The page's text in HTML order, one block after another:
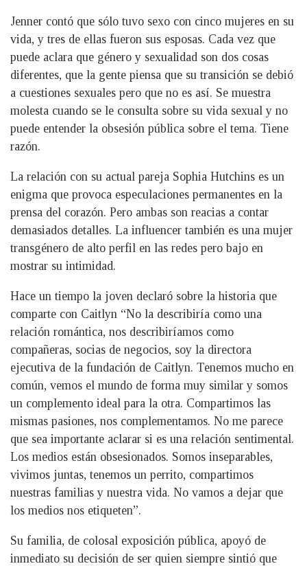
Jenner contó que sólo tuvo sexo con cinco mujeres en su
vida, y tres de ellas fueron sus esposas. Cada vez que
puede aclara que género y sexualidad son dos cosas
diferentes, que la gente piensa que su transición se debió
a cuestiones sexuales pero que no es así. Se muestra
molesta cuando se le consulta sobre su vida sexual y no
puede entender la obsesión pública sobre el tema. Tiene
razón.
La relación con su actual pareja Sophia Hutchins es un
enigma que provoca especulaciones permanentes en la
prensa del corazón. Pero ambas son reacias a contar
demasiados detalles. La influencer también es una mujer
transgénero de alto perfil en las redes pero bajo en
mostrar su intimidad.
Hace un tiempo la joven declaró sobre la historia que
comparte con Caitlyn “No la describiría como una
relación romántica, nos describiríamos como
compañeras, socias de negocios, soy la directora
ejecutiva de la fundación de Caitlyn. Tenemos mucho en
común, vemos el mundo de forma muy similar y somos
un complemento ideal para la otra. Compartimos las
mismas pasiones, nos complementamos. No me parece
que sea importante aclarar si es una relación sentimental.
Los medios están obsesionados. Somos inseparables,
vivimos juntas, tenemos un perrito, compartimos
nuestras familias y nuestra vida. No vamos a dejar que
los medios nos etiqueten”.
Su familia, de colosal exposición pública, apoyó de
inmediato su decisión de ser quien siempre sintió que